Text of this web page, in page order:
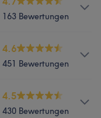
163 Bewertungen
4.6
451 Bewertungen
4.5
430 Bewertungen